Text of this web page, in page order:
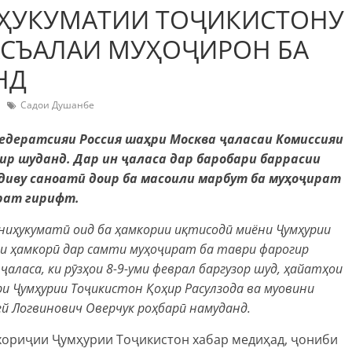
ТОҶИКИСТОНУ
МУҲОҶИРОН БА
Садои Душанбе
Россия шаҳри Москва ҷаласаи Комиссияи
шуданд. Дар ин ҷаласа дар баробари баррасии
саноатӣ доир ба масоили марбут ба муҳоҷират
гирифт.
оид ба ҳамкории иқтисодӣ миёни Ҷумҳурии
ҳамкорӣ дар самти муҳоҷират ба таври фарогир
ки рӯзҳои 8-9-уми феврал баргузор шуд, ҳайатҳои
Ҷумҳурии Тоҷикистон Қоҳир Расулзода ва муовини
Логвинович Оверчук роҳбарӣ намуданд.
Ҷумҳурии Тоҷикистон хабар медиҳад, ҷониби